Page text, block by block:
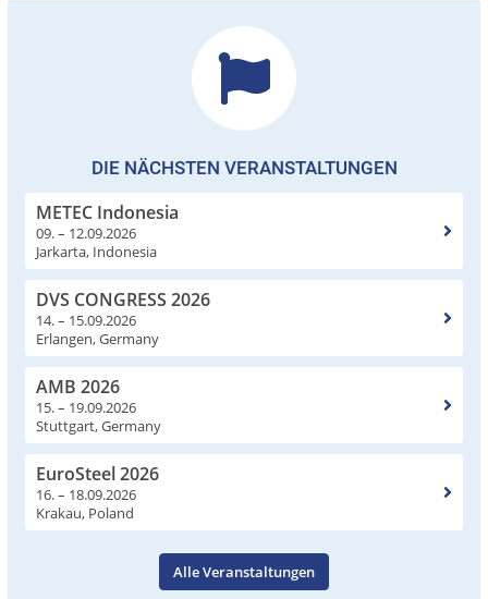
DIE NÄCHSTEN VERANSTALTUNGEN
METEC Indonesia
09. – 12.09.2026
Jarkarta, Indonesia
DVS CONGRESS 2026
14. – 15.09.2026
Erlangen, Germany
AMB 2026
15. – 19.09.2026
Stuttgart, Germany
EuroSteel 2026
16. – 18.09.2026
Krakau, Poland
Alle Veranstaltungen